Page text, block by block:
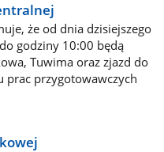
że od dnia dzisiejszego
godziny 10:00 będą
Tuwima oraz zjazd do
prac przygotowawczych